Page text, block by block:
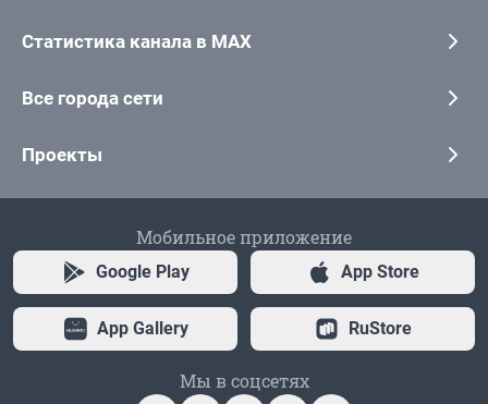
Статистика канала в MAX
Все города сети
Проекты
Мобильное приложение
Google Play App Store
App Gallery RuStore
Мы в соцсетях